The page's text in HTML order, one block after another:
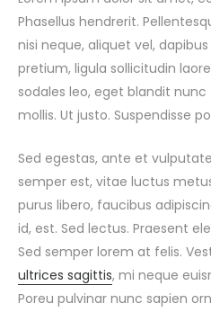
Phasellus hendrerit.
nisi neque, aliquet vel,
pretium, ligula sollicitudin
sodales leo, eget blandit
mollis. Ut justo. Suspendisse
Sed egestas, ante et
semper est, vitae luctus
purus libero, faucibus
id, est. Sed lectus. Praesent
Sed semper lorem at felis.
ultrices sagittis, mi neque
Poreu pulvinar nunc sapien